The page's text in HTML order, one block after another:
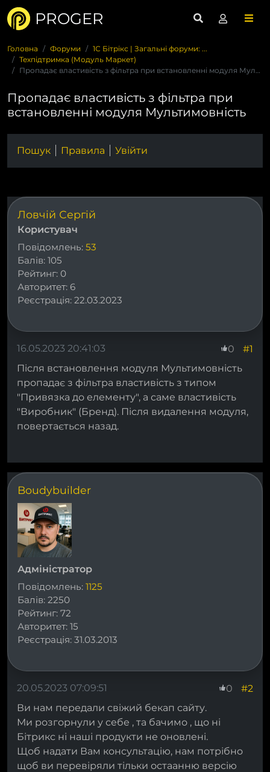
PROGER
Головна Форуми
1С Бітрікс | Загальні форуми: ...
Техпідтримка (Модуль Маркет)
Пропадає властивість з фільтра при встановленні модуля Мульт...
Пропадає властивість з фільтра при
встановленні модуля Мультимовність
Пошук Правила Увійти
Ловчій Сергій
Користувач
Повідомлень: 53
Балів: 105
Рейтинг: 0
Авторитет: 6
Реєстрація: 22.03.2023
#1
0
16.05.2023 20:41:03
Після встановлення модуля Мультимовність
пропадає з фільтра властивість з типом
"Привязка до елементу", а саме властивість
"Виробник" (Бренд). Після видалення модуля,
повертається назад.
Boudybuilder
Адміністратор
Повідомлень: 1125
Балів: 2250
Рейтинг: 72
Авторитет: 15
Реєстрація: 31.03.2013
#2
0
20.05.2023 07:09:51
Ви нам передали свіжий бекап сайту.
Ми розгорнули у себе , та бачимо , що ні
Бітрикс ні наші продукти не оновлені.
Щоб надати Вам консультацію, нам потрібно
щоб ви перевіряли тільки остаанню версію